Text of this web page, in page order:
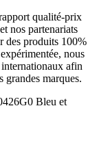
qualité-prix
nos partenariats
des produits 100%
nous
afin
grandes marques.
Bleu et